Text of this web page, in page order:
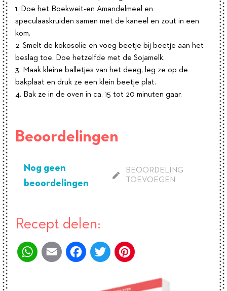
1. Doe het Boekweit-en Amandelmeel en
speculaaskruiden samen met de kaneel en zout in een
kom.
2. Smelt de kokosolie en voeg beetje bij beetje aan het
beslag toe. Doe hetzelfde met de Sojamelk.
3. Maak kleine balletjes van het deeg, leg ze op de
bakplaat en druk ze een klein beetje plat.
4. Bak ze in de oven in ca. 15 tot 20 minuten gaar.
Beoordelingen
Nog geen
beoordelingen
BEOORDELING
TOEVOEGEN
Recept delen:
WhatsApp
Email FacebookTwitter